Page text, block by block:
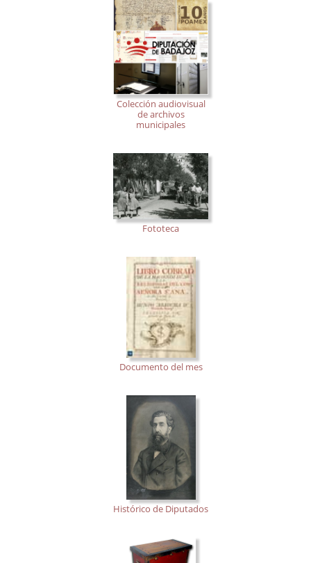
Colección audiovisual
de archivos
municipales
Fototeca
Documento del mes
Histórico de Diputados